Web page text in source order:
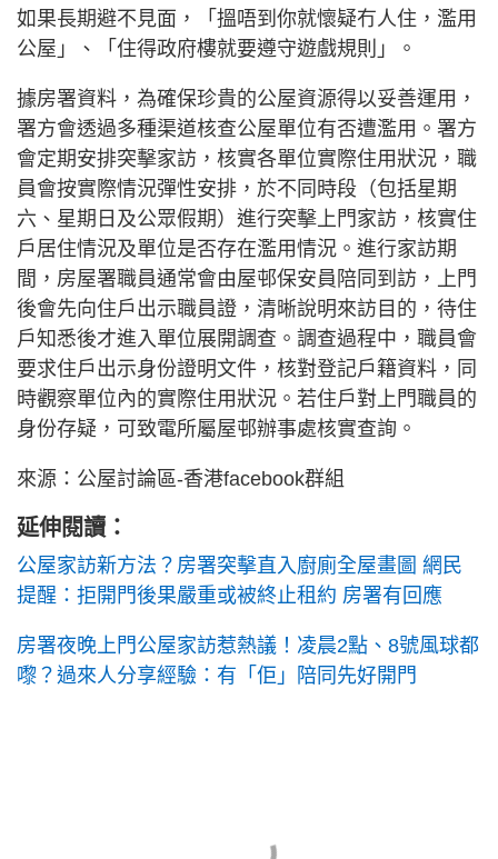
如果長期避不見面，「搵唔到你就懷疑冇人住，濫用
公屋」、「住得政府樓就要遵守遊戲規則」。
據房署資料，為確保珍貴的公屋資源得以妥善運用，
署方會透過多種渠道核查公屋單位有否遭濫用。署方
會定期安排突擊家訪，核實各單位實際住用狀況，職
員會按實際情況彈性安排，於不同時段（包括星期
六、星期日及公眾假期）進行突擊上門家訪，核實住
戶居住情況及單位是否存在濫用情況。進行家訪期
間，房屋署職員通常會由屋邨保安員陪同到訪，上門
後會先向住戶出示職員證，清晰說明來訪目的，待住
戶知悉後才進入單位展開調查。調查過程中，職員會
要求住戶出示身份證明文件，核對登記戶籍資料，同
時觀察單位內的實際住用狀況。若住戶對上門職員的
身份存疑，可致電所屬屋邨辦事處核實查詢。
來源：公屋討論區-香港facebook群組
延伸閱讀：
公屋家訪新方法？房署突擊直入廚廁全屋畫圖 網民
提醒：拒開門後果嚴重或被終止租約 房署有回應
房署夜晚上門公屋家訪惹熱議！凌晨2點、8號風球都
嚟？過來人分享經驗：有「佢」陪同先好開門